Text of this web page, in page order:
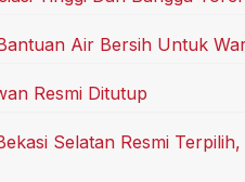
Air Bersih Untuk
Resmi Ditutup
Selatan Resmi